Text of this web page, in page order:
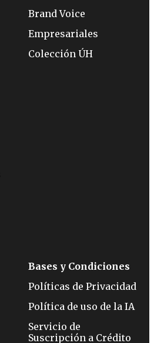
Brand Voice
Empresariales
Colección ÚH
Bases y Condiciones
Políticas de Privacidad
Política de uso de la IA
Servicio de
Suscripción a Crédito